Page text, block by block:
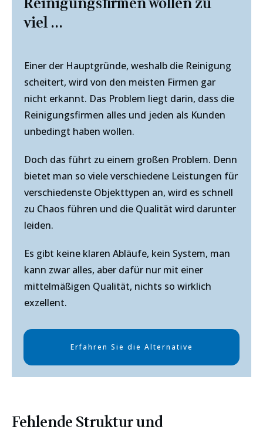
viel ...
Einer der Hauptgründe, weshalb die Reinigung
scheitert, wird von den meisten Firmen gar
nicht erkannt. Das Problem liegt darin, dass die
Reinigungsfirmen alles und jeden als Kunden
unbedingt haben wollen.
Doch das führt zu einem großen Problem. Denn
bietet man so viele verschiedene Leistungen für
verschiedenste Objekttypen an, wird es schnell
zu Chaos führen und die Qualität wird darunter
leiden.
Es gibt keine klaren Abläufe, kein System, man
kann zwar alles, aber dafür nur mit einer
mittelmäßigen Qualität, nichts so wirklich
exzellent.
Erfahren Sie die Alternative
Fehlende Struktur und